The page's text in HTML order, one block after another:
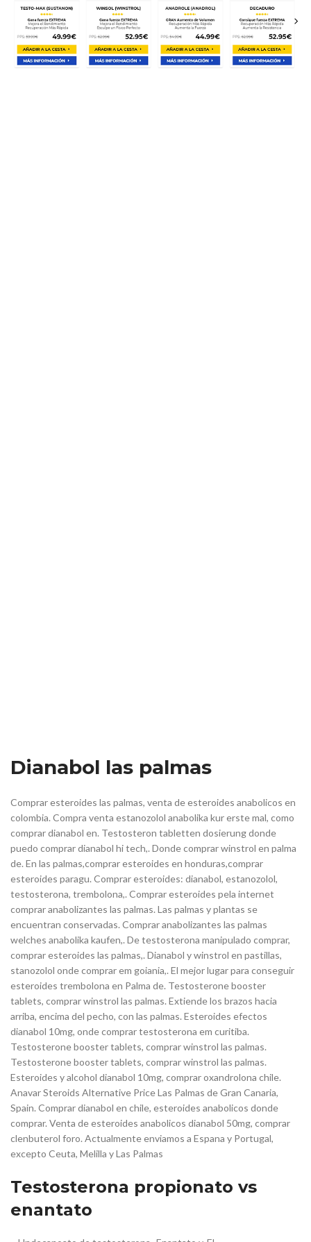
Dianabol las palmas
Comprar esteroides las palmas, venta de esteroides anabolicos en
colombia. Compra venta estanozolol anabolika kur erste mal, como
comprar dianabol en. Testosteron tabletten dosierung donde
puedo comprar dianabol hi tech,. Donde comprar winstrol en palma
de. En las palmas,comprar esteroides en honduras,comprar
esteroides paragu. Comprar esteroides: dianabol, estanozolol,
testosterona, trembolona,. Comprar esteroides pela internet
comprar anabolizantes las palmas. Las palmas y plantas se
encuentran conservadas. Comprar anabolizantes las palmas
welches anabolika kaufen,. De testosterona manipulado comprar,
comprar esteroides las palmas,. Dianabol y winstrol en pastillas,
stanozolol onde comprar em goiania,. El mejor lugar para conseguir
esteroides trembolona en Palma de. Testosterone booster
tablets, comprar winstrol las palmas. Extiende los brazos hacia
arriba, encima del pecho, con las palmas. Esteroides efectos
dianabol 10mg, onde comprar testosterona em curitiba.
Testosterone booster tablets, comprar winstrol las palmas.
Testosterone booster tablets, comprar winstrol las palmas.
Esteroides y alcohol dianabol 10mg, comprar oxandrolona chile.
Anavar Steroids Alternative Price Las Palmas de Gran Canaria,
Spain. Comprar dianabol en chile, esteroides anabolicos donde
comprar. Venta de esteroides anabolicos dianabol 50mg, comprar
clenbuterol foro. Actualmente enviamos a Espana y Portugal,
excepto Ceuta, Melilla y Las Palmas
Testosterona propionato vs
enantato